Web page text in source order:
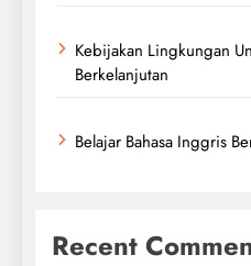
Kebijakan Lingkungan
Berkelanjutan
Belajar Bahasa Inggris
Recent